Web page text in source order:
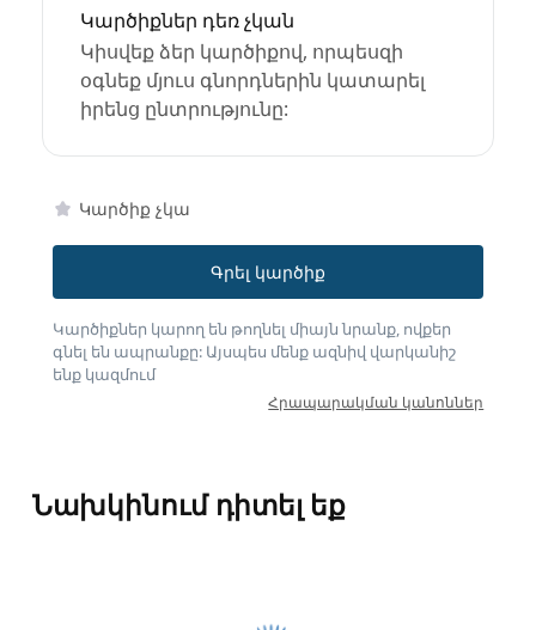
Կարծիքներ դեռ չկան
Կիսվեք ձեր կարծիքով, որպեսզի
օգնեք մյուս գնորդներին կատարել
իրենց ընտրությունը:
Կարծիք չկա
Գրել կարծիք
Կարծիքներ կարող են թողնել միայն նրանք, ովքեր
գնել են ապրանքը: Այսպես մենք ազնիվ վարկանիշ
ենք կազմում
Հրապարակման կանոններ
Նախկինում դիտել եք